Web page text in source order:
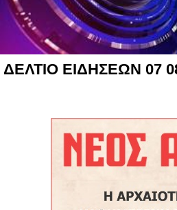
ΔΕΛΤΙΟ ΕΙΔΗΣΕΩΝ 07